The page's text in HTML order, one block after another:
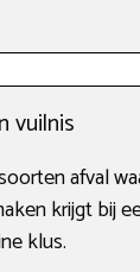
vuilnis
afval
krijgt bij
klus.